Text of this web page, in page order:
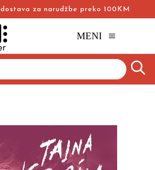
dostava za narudžbe preko 100KM
MENI